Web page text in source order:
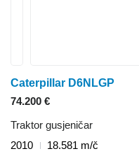
Caterpillar D6NLGP
74.200 €
Traktor gusjeničar
2010
18.581 m/č